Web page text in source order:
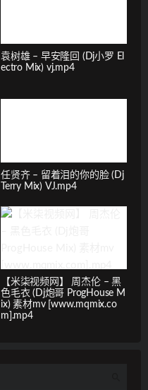
袁树雄 – 早安隆回 (Dj小罗 El
ectro Mix) vj.mp4
任贤齐 – 留着泪的你的脸 (Dj
Terry Mix) VJ.mp4
【米柒视频网】 周杰伦 – 黑
色毛衣 (Dj炮哥 ProgHouse M
ix) 素材mv [www.mqmix.co
m].mp4